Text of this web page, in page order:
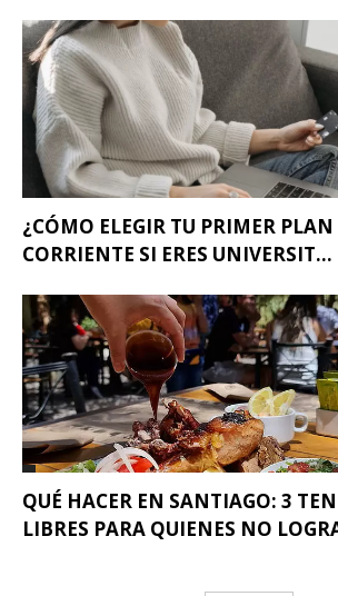
¿CÓMO ELEGIR TU PRIMER
CORRIENTE SI ERES UNIVERSIT...
QUÉ HACER EN SANTIAGO: 3
LIBRES PARA QUIENES NO